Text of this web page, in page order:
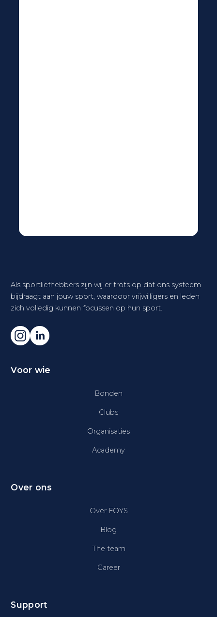
Als sportliefhebbers zijn wij er trots op dat ons systeem
bijdraagt aan jouw sport, waardoor vrijwilligers en leden
zich volledig kunnen focussen op hun sport.
Voor wie
Bonden
Clubs
Organisaties
Academy
Over ons
Over FOYS
Blog
The team
Career
Support